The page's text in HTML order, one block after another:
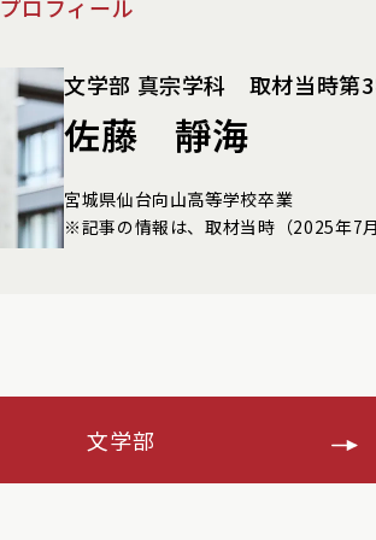
プロフィール
文学部 真宗学科 取材当時第
佐藤 靜海
宮城県仙台向山高等学校卒業
※記事の情報は、取材当時（2025年7
文学部